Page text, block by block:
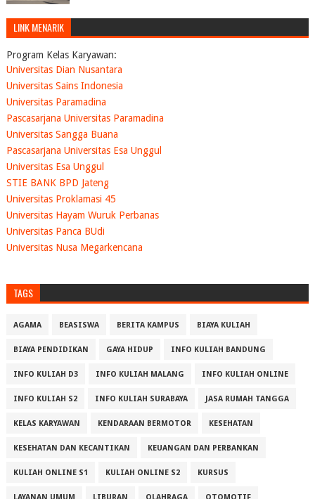
LINK MENARIK
Program Kelas Karyawan:
Universitas Dian Nusantara
Universitas Sains Indonesia
Universitas Paramadina
Pascasarjana Universitas Paramadina
Universitas Sangga Buana
Pascasarjana Universitas Esa Unggul
Universitas Esa Unggul
STIE BANK BPD Jateng
Universitas Proklamasi 45
Universitas Hayam Wuruk Perbanas
Universitas Panca BUdi
Universitas Nusa Megarkencana
TAGS
AGAMA BEASISWA BERITA KAMPUS BIAYA KULIAH
BIAYA PENDIDIKAN GAYA HIDUP INFO KULIAH BANDUNG
INFO KULIAH D3 INFO KULIAH MALANG INFO KULIAH ONLINE
INFO KULIAH S2 INFO KULIAH SURABAYA JASA RUMAH TANGGA
KELAS KARYAWAN KENDARAAN BERMOTOR KESEHATAN
KESEHATAN DAN KECANTIKAN KEUANGAN DAN PERBANKAN
KULIAH ONLINE S1 KULIAH ONLINE S2 KURSUS
LAYANAN UMUM LIBURAN OLAHRAGA OTOMOTIF